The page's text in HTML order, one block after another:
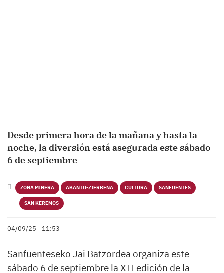
Desde primera hora de la mañana y hasta la
noche, la diversión está asegurada este sábado
6 de septiembre
ZONA MINERA ABANTO-ZIERBENA CULTURA SANFUENTES
SAN KEREMOS
04/09/25 - 11:53
Sanfuenteseko Jai Batzordea organiza este
sábado 6 de septiembre la XII edición de la